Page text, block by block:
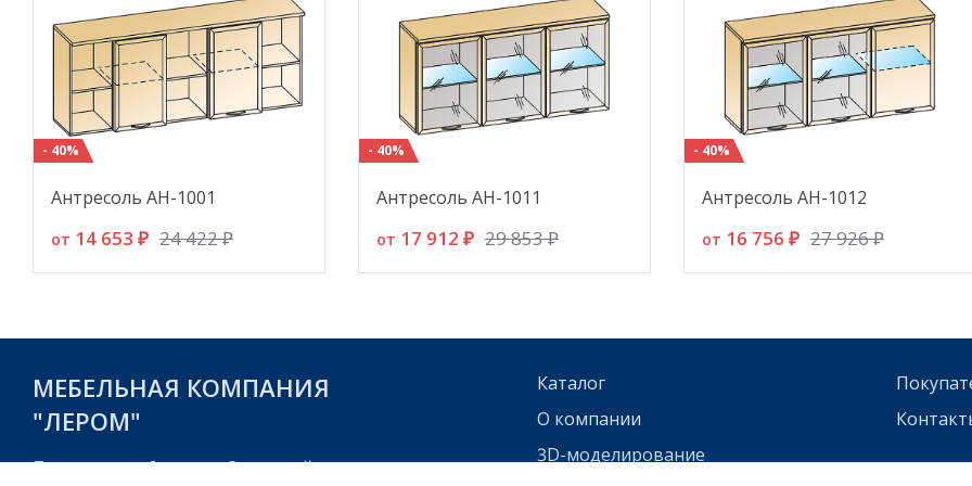
- 40%
Антресоль АН-1001
от 14 653 ₽ 24 422 ₽
- 40%
Антресоль АН-1011
от 17 912 ₽ 29 853 ₽
- 40%
Антресоль АН-1012
от 16 756 ₽ 27 926 ₽
МЕБЕЛЬНАЯ КОМПАНИЯ
"ЛЕРОМ"
Пензенская область, г. Заречный,
Каталог
О компании
3D-моделирование